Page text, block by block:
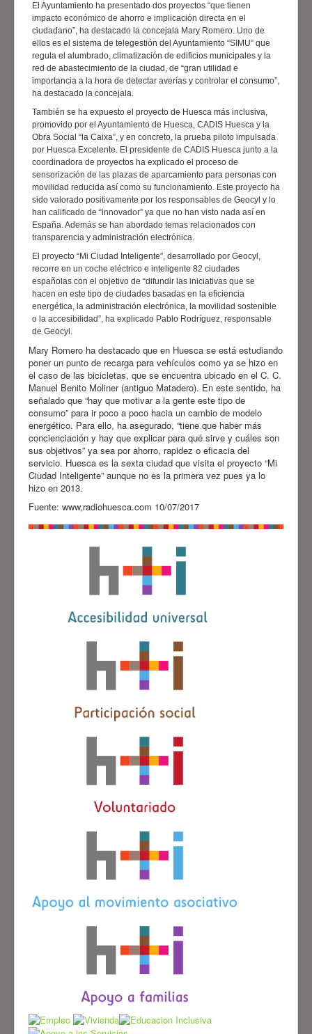
El Ayuntamiento ha presentado dos proyectos “que tienen
impacto económico de ahorro e implicación directa en el
ciudadano”, ha destacado la concejala Mary Romero. Uno de
ellos es el sistema de telegestión del Ayuntamiento “SIMU” que
regula el alumbrado, climatización de edificios municipales y la
red de abastecimiento de la ciudad, de “gran utilidad e
importancia a la hora de detectar averías y controlar el consumo”,
ha destacado la concejala.
También se ha expuesto el proyecto de Huesca más inclusiva,
promovido por el Ayuntamiento de Huesca, CADIS Huesca y la
Obra Social “la Caixa”, y en concreto, la prueba piloto impulsada
por Huesca Excelente. El presidente de CADIS Huesca junto a la
coordinadora de proyectos ha explicado el proceso de
sensorización de las plazas de aparcamiento para personas con
movilidad reducida así como su funcionamiento. Este proyecto ha
sido valorado positivamente por los responsables de Geocyl y lo
han calificado de “innovador” ya que no han visto nada así en
España. Además se han abordado temas relacionados con
transparencia y administración electrónica.
El proyecto “Mi Ciudad Inteligente”, desarrollado por Geocyl,
recorre en un coche eléctrico e inteligente 82 ciudades
españolas con el objetivo de “difundir las iniciativas que se
hacen en este tipo de ciudades basadas en la eficiencia
energética, la administración electrónica, la movilidad sostenible
o la accesibilidad”, ha explicado Pablo Rodríguez, responsable
de Geocyl.
Mary Romero ha destacado que en Huesca se está estudiando
poner un punto de recarga para vehículos como ya se hizo en
el caso de las bicicletas, que se encuentra ubicado en el C. C.
Manuel Benito Moliner (antiguo Matadero). En este sentido, ha
señalado que “hay que motivar a la gente este tipo de
consumo” para ir poco a poco hacia un cambio de modelo
energético. Para ello, ha asegurado, “tiene que haber más
concienciación y hay que explicar para qué sirve y cuáles son
sus objetivos” ya sea por ahorro, rapidez o eficacia del
servicio. Huesca es la sexta ciudad que visita el proyecto “Mi
Ciudad Inteligente” aunque no es la primera vez pues ya lo
hizo en 2013.
Fuente: www,radiohuesca.com 10/07/2017